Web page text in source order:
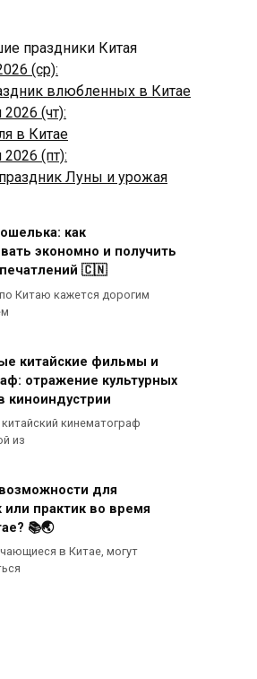
праздники Китая
(ср):
влюбленных в Китае
2026 (чт):
в Китае
2026 (пт):
Луны и урожая
как
экономно и получить
🇨🇳
Китаю кажется дорогим
китайские фильмы и
отражение культурных
киноиндустрии
кинематограф
из
для
или практик во время
📚🌏
в Китае, могут